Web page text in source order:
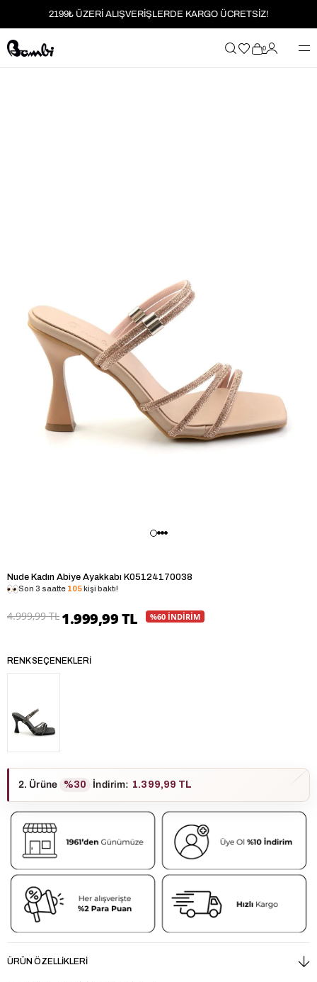
2199₺ ÜZERİ ALIŞVERİŞLERDE KARGO ÜCRETSİZ!
MOBİL UYGULAMAYA ÖZEL İLK ALIŞVERİŞİNİZE %5 İNDİRİM
0
Nude Kadın Abiye Ayakkabı K05124170038
Son 3 saatte 105kişi baktı!
4.999,99 TL 1.999,99 TL %60 İNDİRİM
RENK SEÇENEKLERI
2. Ürüne %30 İndirim: 1.399,99 TL
ÜRÜN ÖZELLIKLERI